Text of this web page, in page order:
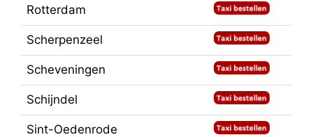
Rotterdam
Scherpenzeel
Scheveningen
Schijndel
Sint-Oedenrode